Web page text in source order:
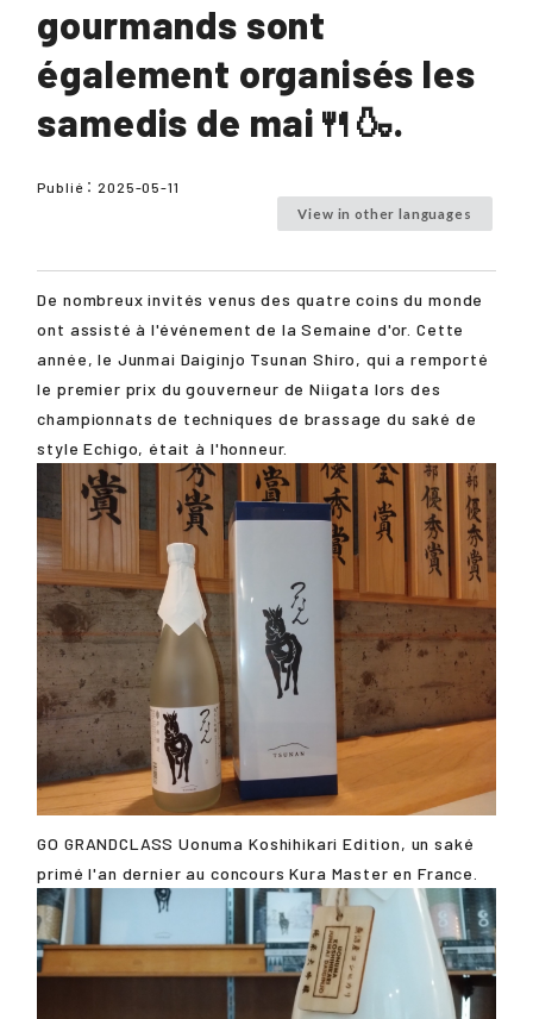
gourmands sont
également organisés les
samedis de mai🍴🍶.
Publié： 2025-05-11
View in other languages
De nombreux invités venus des quatre coins du monde
ont assisté à l'événement de la Semaine d'or. Cette
année, le Junmai Daiginjo Tsunan Shiro, qui a remporté
le premier prix du gouverneur de Niigata lors des
championnats de techniques de brassage du saké de
style Echigo, était à l'honneur.
GO GRANDCLASS Uonuma Koshihikari Edition, un saké
primé l'an dernier au concours Kura Master en France.